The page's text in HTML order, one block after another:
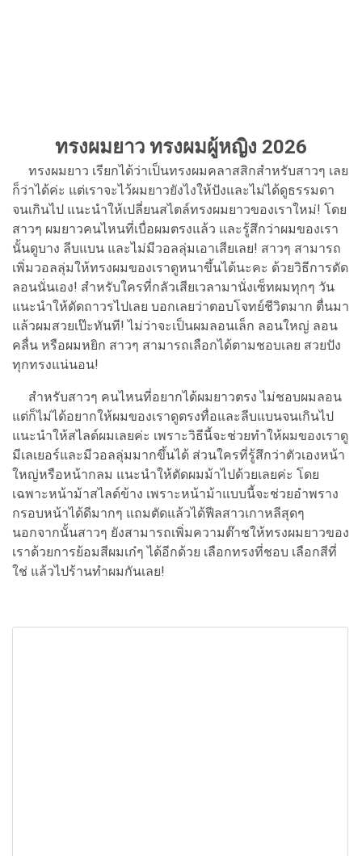
ทรงผมยาว ทรงผมผู้หญิง 2026
ทรงผมยาว เรียกได้ว่าเป็นทรงผมคลาสสิกสำหรับสาวๆ เลย
ก็ว่าได้ค่ะ แต่เราจะไว้ผมยาวยังไงให้ปังและไม่ได้ดูธรรมดา
จนเกินไป แนะนำให้เปลี่ยนสไตล์ทรงผมยาวของเราใหม่! โดย
สาวๆ ผมยาวคนไหนที่เบื่อผมตรงแล้ว และรู้สึกว่าผมของเรา
นั้นดูบาง ลีบแบน และไม่มีวอลลุ่มเอาเสียเลย! สาวๆ สามารถ
เพิ่มวอลลุ่มให้ทรงผมของเราดูหนาขึ้นได้นะคะ ด้วยวิธีการดัด
ลอนนั่นเอง! สำหรับใครที่กลัวเสียเวลามานั่งเซ็ทผมทุกๆ วัน
แนะนำให้ดัดถาวรไปเลย บอกเลยว่าตอบโจทย์ชีวิตมาก ตื่นมา
แล้วผมสวยเป๊ะทันที! ไม่ว่าจะเป็นผมลอนเล็ก ลอนใหญ่ ลอน
คลื่น หรือผมหยิก สาวๆ สามารถเลือกได้ตามชอบเลย สวยปัง
ทุกทรงแน่นอน!
สำหรับสาวๆ คนไหนที่อยากได้ผมยาวตรง ไม่ชอบผมลอน
แต่ก็ไม่ได้อยากให้ผมของเราดูตรงทื่อและลีบแบนจนเกินไป
แนะนำให้สไลด์ผมเลยค่ะ เพราะวิธีนี้จะช่วยทำให้ผมของเราดู
มีเลเยอร์และมีวอลลุ่มมากขึ้นได้ ส่วนใครที่รู้สึกว่าตัวเองหน้า
ใหญ่หรือหน้ากลม แนะนำให้ตัดผมม้าไปด้วยเลยค่ะ โดย
เฉพาะหน้าม้าสไลด์ข้าง เพราะหน้าม้าแบบนี้จะช่วยอำพราง
กรอบหน้าได้ดีมากๆ แถมตัดแล้วได้ฟีลสาวเกาหลีสุดๆ
นอกจากนั้นสาวๆ ยังสามารถเพิ่มความต๊าชให้ทรงผมยาวของ
เราด้วยการย้อมสีผมเก๋ๆ ได้อีกด้วย เลือกทรงที่ชอบ เลือกสีที่
ใช่ แล้วไปร้านทำผมกันเลย!